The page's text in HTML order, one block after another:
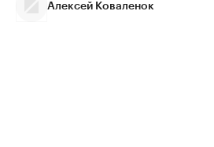
Алексей Коваленок